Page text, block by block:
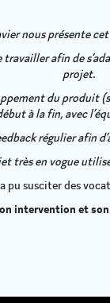
nous présente
afin de
projet.
du
à la fin, avec
régulier afin
très en vogue
susciter des
intervention et